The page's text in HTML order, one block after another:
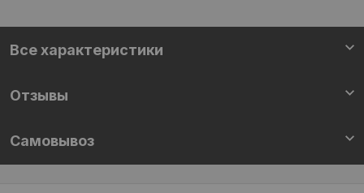
Все характеристики
Отзывы
Самовывоз